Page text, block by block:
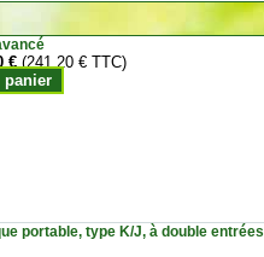
€ (241.20 € TTC)
panier
portable, type K/J, à double entrées